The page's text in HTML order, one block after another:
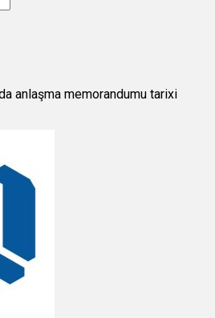
anlaşma memorandumu tarixi